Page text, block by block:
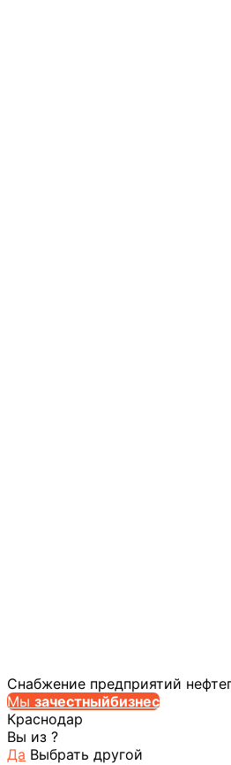
Снабжение предприятий
Мы зачестныйбизнес
Краснодар
Вы из ?
Да Выбрать другой